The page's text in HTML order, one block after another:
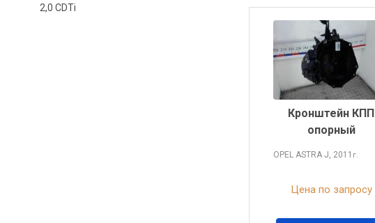
2,0 CDTi
Кронштейн КПП
опорный
OPEL ASTRA J, 2011 г.
Цена по запросу